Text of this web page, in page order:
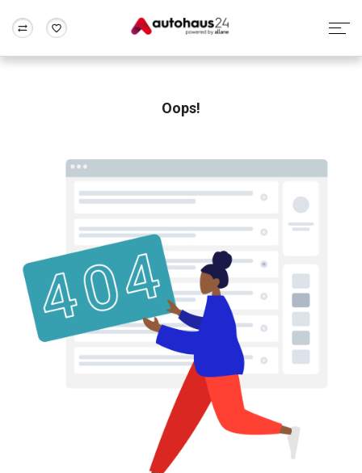
Rund um die Inzahlungnahme
Oops!